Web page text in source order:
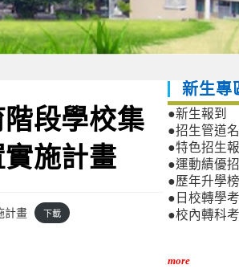
段學校集
施計畫
計畫 下載
新生專
●新生報到
●招生管道
●特色招生
●運動績優
●歷年升學
●日校轉學考
●校內轉科考
more